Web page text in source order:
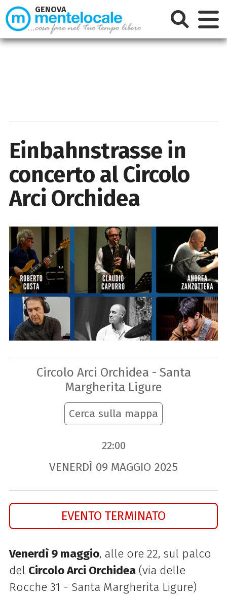
Einbahnstrasse in
concerto al Circolo
Arci Orchidea
Circolo Arci Orchidea - Santa
Margherita Ligure
Cerca sulla mappa
22:00
VENERDÌ 09 MAGGIO 2025
EVENTO TERMINATO
Venerdì 9 maggio, alle ore 22, sul palco
del Circolo Arci Orchidea(via delle
Rocche 31 - Santa Margherita Ligure)
GENOVA